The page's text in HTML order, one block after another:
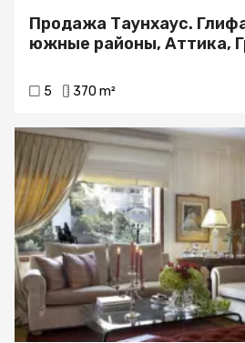
Продажа Таунхаус. Глифада, Афины -
южные районы, Аттика,
5 370 m²